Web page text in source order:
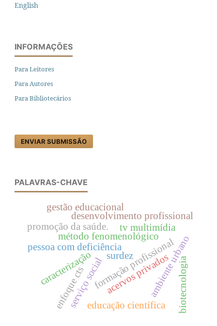
English
INFORMAÇÕES
Para Leitores
Para Autores
Para Bibliotecários
ENVIAR SUBMISSÃO
PALAVRAS-CHAVE
pessoa com deficiênciaformação profissional
serviço social
método fenomenológicoambiente urbano
caracterização
educação científica
enfoque cts acervos privados
promoção da saúde. tv multimídia
surdez
desenvolvimento profissional
biotecnologia
gestão educacional